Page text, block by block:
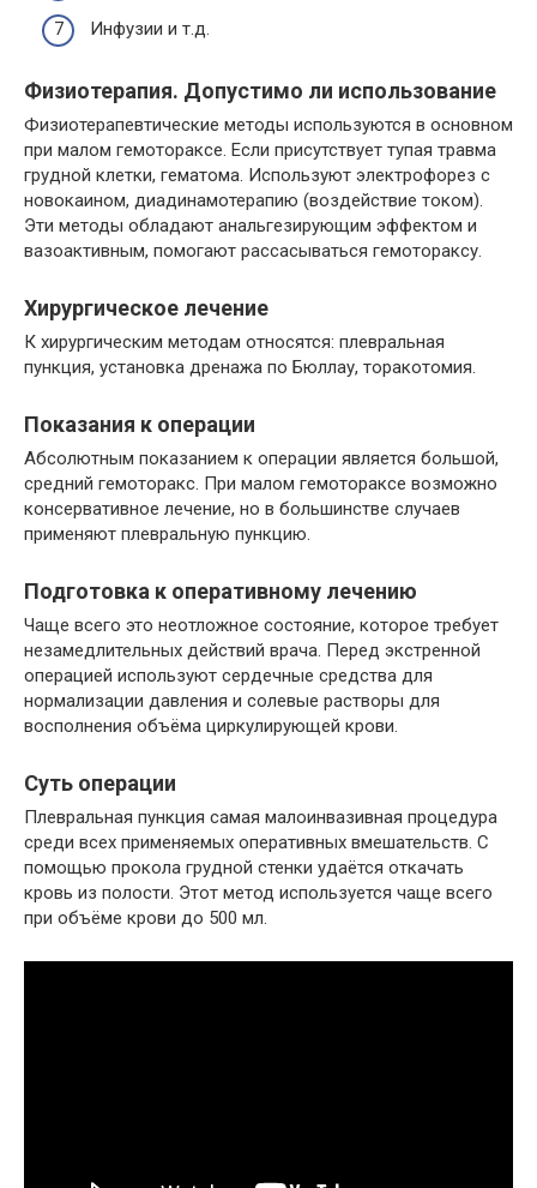
Инфузии и т.д.
Физиотерапия. Допустимо ли использование
Физиотерапевтические методы используются в основном
при малом гемотораксе. Если присутствует тупая травма
грудной клетки, гематома. Используют электрофорез с
новокаином, диадинамотерапию (воздействие током).
Эти методы обладают анальгезирующим эффектом и
вазоактивным, помогают рассасываться гемотораксу.
Хирургическое лечение
К хирургическим методам относятся: плевральная
пункция, установка дренажа по Бюллау, торакотомия.
Показания к операции
Абсолютным показанием к операции является большой,
средний гемоторакс. При малом гемотораксе возможно
консервативное лечение, но в большинстве случаев
применяют плевральную пункцию.
Подготовка к оперативному лечению
Чаще всего это неотложное состояние, которое требует
незамедлительных действий врача. Перед экстренной
операцией используют сердечные средства для
нормализации давления и солевые растворы для
восполнения объёма циркулирующей крови.
Суть операции
Плевральная пункция самая малоинвазивная процедура
среди всех применяемых оперативных вмешательств. С
помощью прокола грудной стенки удаётся откачать
кровь из полости. Этот метод используется чаще всего
при объёме крови до 500 мл.